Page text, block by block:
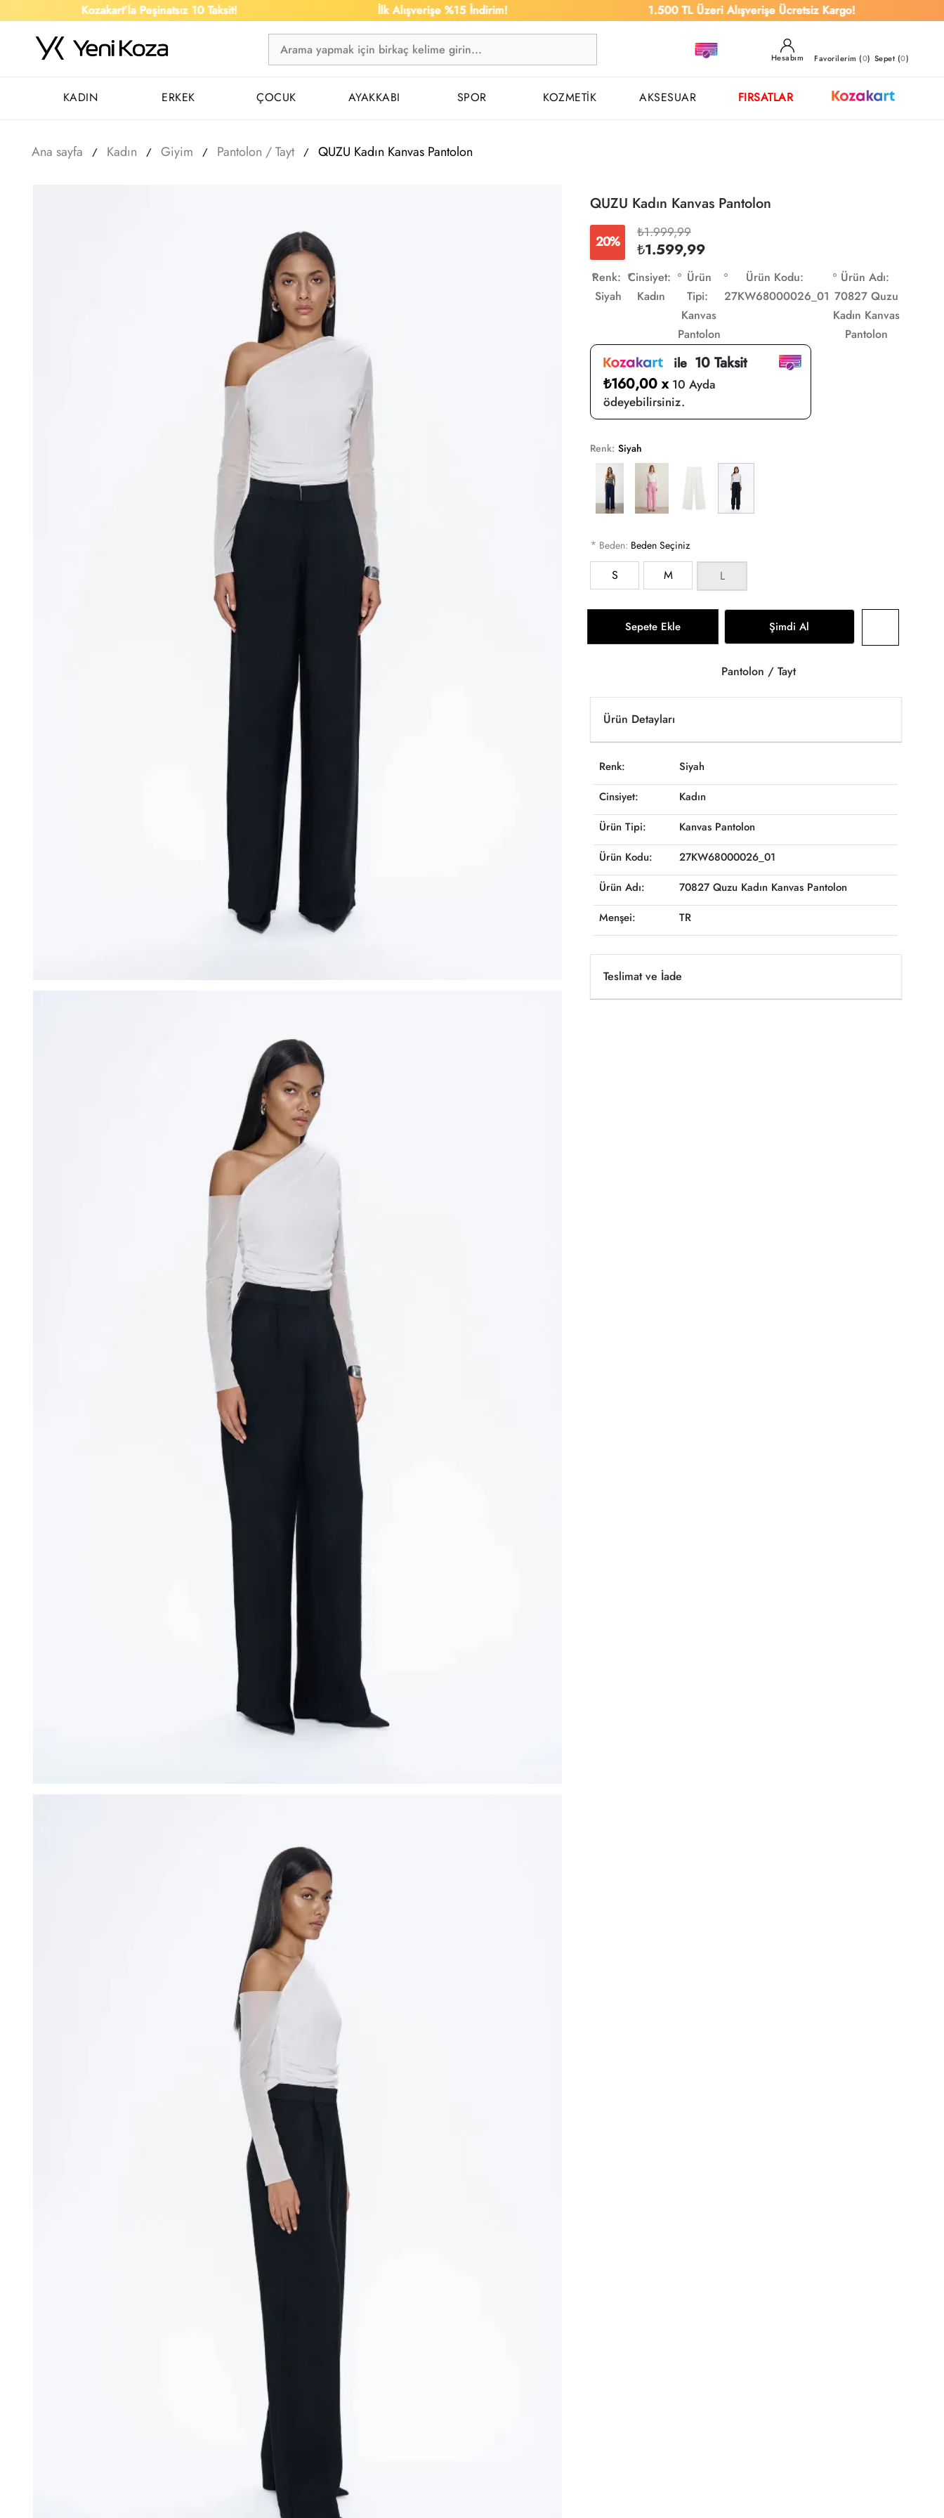
Kozakart’la Peşinatsız 10 Taksit! İlk Alışverişe %15 İndirim! 1.500 TL Üzeri Alışverişe Ücretsiz Kargo!
Hesabım Favorilerim (0) Sepet (0)
KADIN ERKEK ÇOCUK AYAKKABI SPOR KOZMETİK AKSESUAR FIRSATLAR
Ana sayfa Kadın Giyim Pantolon / Tayt QUZU Kadın Kanvas Pantolon
QUZU Kadın Kanvas Pantolon
20%
₺1.999,99
₺1.599,99
Renk:
Siyah
Cinsiyet:
Kadın
Ürün
Tipi:
Kanvas
Pantolon
Ürün Kodu:
27KW68000026_01
Ürün Adı:
70827 Quzu
Kadın Kanvas
Pantolon
ile10 Taksit
₺160,00 x 10 Ayda
ödeyebilirsiniz.
Renk: Siyah
* Beden: Beden Seçiniz
S M L
Sepete Ekle Şimdi Al
Pantolon / Tayt
Ürün Detayları
Renk:
Siyah
Cinsiyet:
Kadın
Ürün Tipi:
Kanvas Pantolon
Ürün Kodu:
27KW68000026_01
Ürün Adı:
70827 Quzu Kadın Kanvas Pantolon
Menşei:
TR
Teslimat ve İade